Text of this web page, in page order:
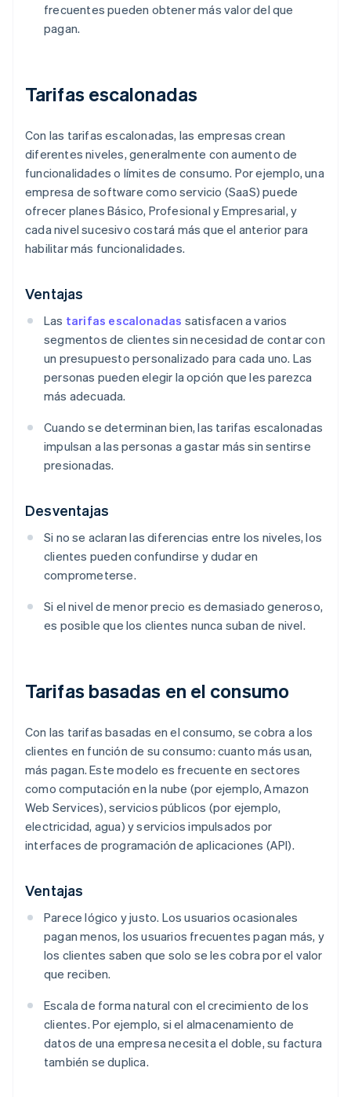
frecuentes pueden obtener más valor del que
pagan.
Tarifas escalonadas
Con las tarifas escalonadas, las empresas crean
diferentes niveles, generalmente con aumento de
funcionalidades o límites de consumo. Por ejemplo, una
empresa de software como servicio (SaaS) puede
ofrecer planes Básico, Profesional y Empresarial, y
cada nivel sucesivo costará más que el anterior para
habilitar más funcionalidades.
Ventajas
Las tarifas escalonadas satisfacen a varios
segmentos de clientes sin necesidad de contar con
un presupuesto personalizado para cada uno. Las
personas pueden elegir la opción que les parezca
más adecuada.
Cuando se determinan bien, las tarifas escalonadas
impulsan a las personas a gastar más sin sentirse
presionadas.
Desventajas
Si no se aclaran las diferencias entre los niveles, los
clientes pueden confundirse y dudar en
comprometerse.
Si el nivel de menor precio es demasiado generoso,
es posible que los clientes nunca suban de nivel.
Tarifas basadas en el consumo
Con las tarifas basadas en el consumo, se cobra a los
clientes en función de su consumo: cuanto más usan,
más pagan. Este modelo es frecuente en sectores
como computación en la nube (por ejemplo, Amazon
Web Services), servicios públicos (por ejemplo,
electricidad, agua) y servicios impulsados por
interfaces de programación de aplicaciones (API).
Ventajas
Parece lógico y justo. Los usuarios ocasionales
pagan menos, los usuarios frecuentes pagan más, y
los clientes saben que solo se les cobra por el valor
que reciben.
Escala de forma natural con el crecimiento de los
clientes. Por ejemplo, si el almacenamiento de
datos de una empresa necesita el doble, su factura
también se duplica.